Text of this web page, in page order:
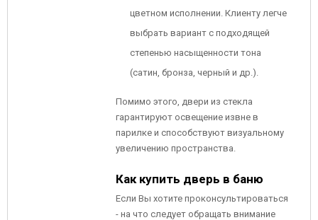
цветном исполнении. Клиенту легче
выбрать вариант с подходящей
степенью насыщенности тона
(сатин, бронза, черный и др.).
Помимо этого, двери из стекла
гарантируют освещение извне в
парилке и способствуют визуальному
увеличению пространства.
Как купить дверь в баню
Если Вы хотите проконсультироваться
- на что следует обращать внимание